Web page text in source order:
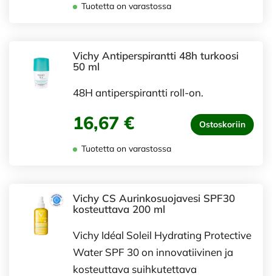
Tuotetta on varastossa
Vichy Antiperspirantti 48h turkoosi
50 ml
48H antiperspirantti roll-on.
16,67 € Ostoskoriin
Tuotetta on varastossa
Vichy CS Aurinkosuojavesi SPF30
kosteuttava 200 ml
Vichy Idéal Soleil Hydrating Protective
Water SPF 30 on innovatiivinen ja
kosteuttava suihkutettava